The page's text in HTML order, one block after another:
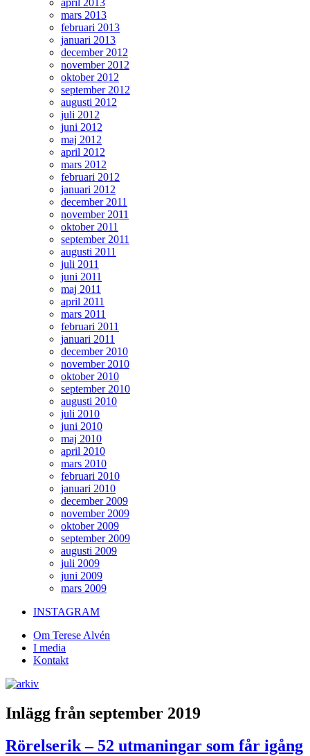
april 2013
mars 2013
februari 2013
januari 2013
december 2012
november 2012
oktober 2012
september 2012
augusti 2012
juli 2012
juni 2012
maj 2012
april 2012
mars 2012
februari 2012
januari 2012
december 2011
november 2011
oktober 2011
september 2011
augusti 2011
juli 2011
juni 2011
maj 2011
april 2011
mars 2011
februari 2011
januari 2011
december 2010
november 2010
oktober 2010
september 2010
augusti 2010
juli 2010
juni 2010
maj 2010
april 2010
mars 2010
februari 2010
januari 2010
december 2009
november 2009
oktober 2009
september 2009
augusti 2009
juli 2009
juni 2009
mars 2009
INSTAGRAM
Om Terese Alvén
I media
Kontakt
Inlägg från september 2019
Rörelserik – 52 utmaningar som får igång